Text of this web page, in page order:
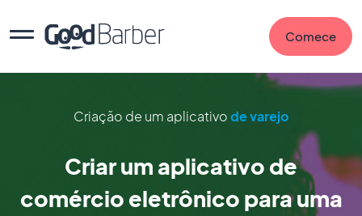
Comece
Criação de um aplicativode varejo
Criar um aplicativo de
comércio eletrônico para uma